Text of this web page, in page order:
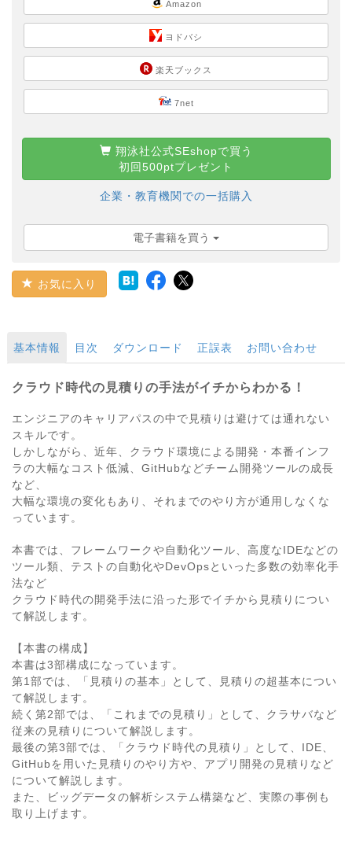
Amazon
ヨドバシ
楽天ブックス
7net
翔泳社公式SEshopで買う
初回500ptプレゼント
企業・教育機関での一括購入
電子書籍を買う
お気に入り
基本情報 目次 ダウンロード 正誤表 お問い合わせ
クラウド時代の見積りの手法がイチからわかる！
エンジニアのキャリアパスの中で見積りは避けては通れない
スキルです。
しかしながら、近年、クラウド環境による開発・本番インフ
ラの大幅なコスト低減、GitHubなどチーム開発ツールの成長
など、
大幅な環境の変化もあり、それまでのやり方が通用しなくな
っています。
本書では、フレームワークや自動化ツール、高度なIDEなどの
ツール類、テストの自動化やDevOpsといった多数の効率化手
法など
クラウド時代の開発手法に沿った形でイチから見積りについ
て解説します。
【本書の構成】
本書は3部構成になっています。
第1部では、「見積りの基本」として、見積りの超基本につい
て解説します。
続く第2部では、「これまでの見積り」として、クラサバなど
従来の見積りについて解説します。
最後の第3部では、「クラウド時代の見積り」として、IDE、
GitHubを用いた見積りのやり方や、アプリ開発の見積りなど
について解説します。
また、ビッグデータの解析システム構築など、実際の事例も
取り上げます。